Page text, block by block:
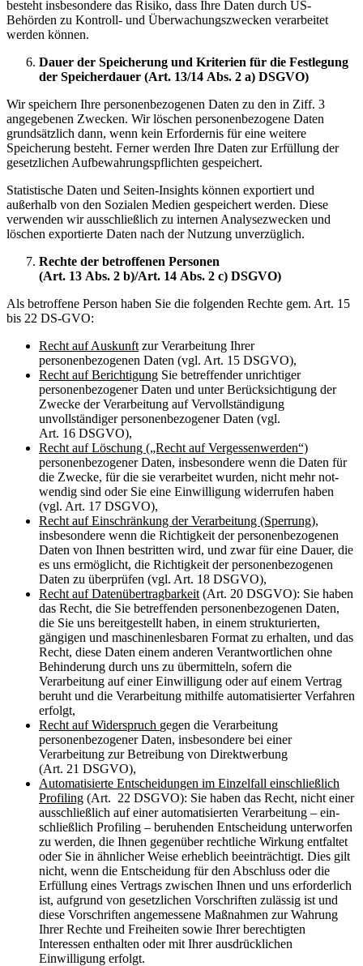
besteht insbesondere das Risiko, dass Ihre Daten durch US-
Behörden zu Kontroll- und Überwachungszwecken verarbeitet
werden können.
Dauer der Speicherung und Kriterien für die Festlegung
der Speicherdauer (Art. 13/14 Abs. 2 a) DSGVO)
Wir speichern Ihre personenbezogenen Daten zu den in Ziff. 3
angegebenen Zwecken. Wir löschen personenbezogene Daten
grundsätzlich dann, wenn kein Erfordernis für eine weitere
Speicherung besteht. Ferner werden Ihre Daten zur Erfüllung der
gesetzlichen Aufbewahrungspflichten gespeichert.
Statistische Daten und Seiten-Insights können exportiert und
außerhalb von den Sozialen Medien gespeichert werden. Diese
verwenden wir ausschließlich zu internen Analysezwecken und
löschen exportierte Daten nach der Nutzung unverzüglich.
Rechte der betroffenen Personen
(Art. 13 Abs. 2 b)/Art. 14 Abs. 2 c) DSGVO)
Als betroffene Person haben Sie die folgenden Rechte gem. Art. 15
bis 22 DS-GVO:
Recht auf Auskunft zur Verarbeitung Ihrer
personenbezogenen Daten (vgl. Art. 15 DSGVO),
Recht auf Berichtigung Sie betreffender unrichtiger
personenbezogener Daten und unter Berücksichtigung der
Zwecke der Verarbeitung auf Vervollständigung
unvollständiger personenbezogener Daten (vgl.
Art. 16 DSGVO),
Recht auf Löschung („Recht auf Vergessenwerden“)
personenbezogener Daten, insbe­sondere wenn die Daten für
die Zwecke, für die sie verarbeitet wurden, nicht mehr not­
wendig sind oder Sie eine Einwilligung widerrufen haben
(vgl. Art. 17 DSGVO),
Recht auf Einschränkung der Verarbeitung (Sperrung),
insbesondere wenn die Richtigkeit der personenbezogenen
Daten von Ihnen bestritten wird, und zwar für eine Dauer, die
es uns ermöglicht, die Richtigkeit der personenbezogenen
Daten zu überprüfen (vgl. Art. 18 DSGVO),
Recht auf Datenübertragbarkeit (Art. 20 DSGVO): Sie haben
das Recht, die Sie betref­fenden personenbezogenen Daten,
die Sie uns bereitgestellt haben, in einem strukturier­ten,
gängigen und maschinenlesbaren Format zu erhalten, und das
Recht, diese Daten einem anderen Verantwortlichen ohne
Behinderung durch uns zu übermitteln, sofern die
Verarbeitung auf einer Einwilligung oder auf einem Vertrag
beruht und die Verarbeitung mithilfe automatisierter Verfahren
erfolgt,
Recht auf Widerspruch gegen die Verarbeitung
personenbezogener Daten, insbesondere bei einer
Verarbeitung zur Betreibung von Direktwerbung
(Art. 21 DSGVO),
Automatisierte Entscheidungen im Einzelfall einschließlich
Profiling (Art. 22 DSGVO): Sie haben das Recht, nicht einer
ausschließlich auf einer automatisierten Verarbeitung – ein­
schließlich Profiling – beruhenden Entscheidung unterworfen
zu werden, die Ihnen ge­genüber rechtliche Wirkung entfaltet
oder Sie in ähnlicher Weise erheblich beeinträchtigt. Dies gilt
nicht, wenn die Entscheidung für den Abschluss oder die
Erfüllung eines Ver­trags zwischen Ihnen und uns erforderlich
ist, aufgrund von gesetzlichen Vorschriften zu­lässig ist und
diese Vorschriften angemessene Maßnahmen zur Wahrung
Ihrer Rechte und Freiheiten sowie Ihrer berechtigten
Interessen enthalten oder mit Ihrer ausdrücklichen
Einwilligung erfolgt.